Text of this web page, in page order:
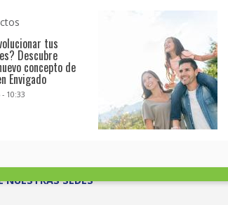
tus
Descubre
concepto de
Envigado
10:33
NUESTRAS SEDES